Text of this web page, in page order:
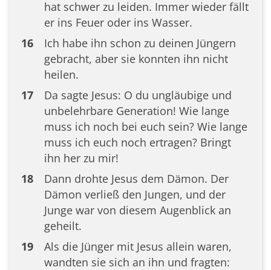
hat schwer zu leiden. Immer wieder fällt
er ins Feuer oder ins Wasser.
16
Ich habe ihn schon zu deinen Jüngern
gebracht, aber sie konnten ihn nicht
heilen.
17
Da sagte Jesus: O du ungläubige und
unbelehrbare Generation! Wie lange
muss ich noch bei euch sein? Wie lange
muss ich euch noch ertragen? Bringt
ihn her zu mir!
18
Dann drohte Jesus dem Dämon. Der
Dämon verließ den Jungen, und der
Junge war von diesem Augenblick an
geheilt.
19
Als die Jünger mit Jesus allein waren,
wandten sie sich an ihn und fragten: